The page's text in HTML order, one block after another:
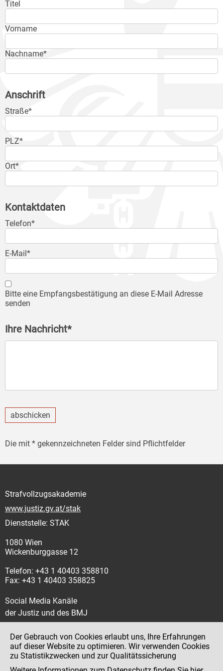
Titel
Vorname
Nachname*
Anschrift
Straße*
PLZ*
Ort*
Kontaktdaten
Telefon*
E-Mail*
Bitte eine Empfangsbestätigung an diese E-Mail Adresse
senden
Ihre Nachricht*
abschicken
Die mit * gekennzeichneten Felder sind Pflichtfelder
Strafvollzugsakademie
www.justiz.gv.at/stak
Dienststelle: STAK
1080 Wien
Wickenburggasse 12
Telefon: +43 1 40403 358810
Fax: +43 1 40403 358825
Social Media Kanäle
der Justiz und des BMJ
Impressum
Der Gebrauch von Cookies erlaubt uns, Ihre Erfahrungen
auf dieser Website zu optimieren. Wir verwenden Cookies
zu Statistikzwecken und zur Qualitätssicherung